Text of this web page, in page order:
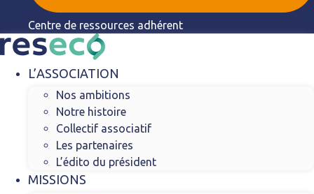
Centre de ressources adhérent
L’ASSOCIATION
Nos ambitions
Notre histoire
Collectif associatif
Les partenaires
L’édito du président
MISSIONS